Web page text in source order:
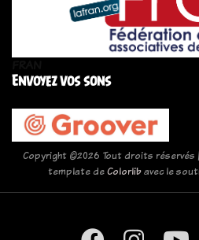
Envoyez vos sons
Copyright ©2026 Tout droits réservés
template deColorlibavec le